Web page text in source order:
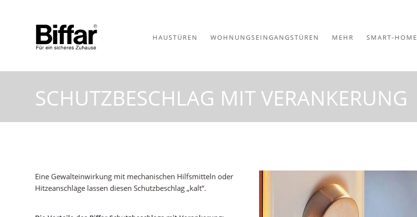
HAUSTÜREN WOHNUNGSEINGANGSTÜREN MEHR SMART-HOME
SCHUTZBESCHLAG MIT VERANKERUNG
Eine Gewalteinwirkung mit mechanischen Hilfsmitteln oder
Hitzeanschläge lassen diesen Schutzbeschlag „kalt“.